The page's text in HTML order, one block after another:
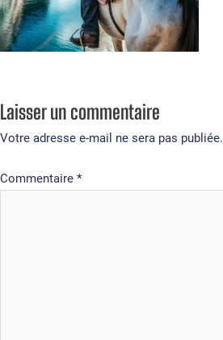
Laisser un commentaire
Votre adresse e-mail ne sera pas publiée.
Commentaire *